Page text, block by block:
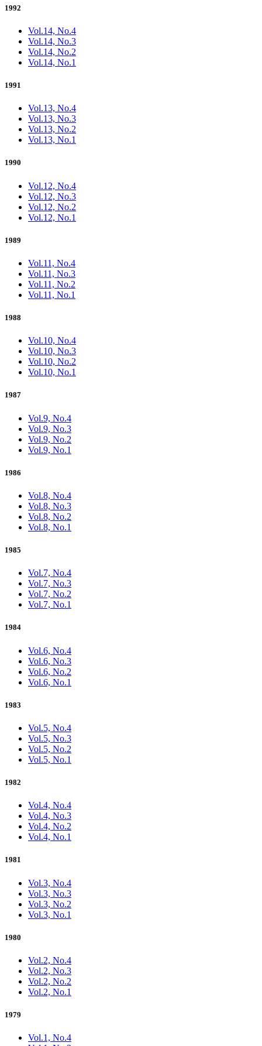
1992
Vol.14, No.4
Vol.14, No.3
Vol.14, No.2
Vol.14, No.1
1991
Vol.13, No.4
Vol.13, No.3
Vol.13, No.2
Vol.13, No.1
1990
Vol.12, No.4
Vol.12, No.3
Vol.12, No.2
Vol.12, No.1
1989
Vol.11, No.4
Vol.11, No.3
Vol.11, No.2
Vol.11, No.1
1988
Vol.10, No.4
Vol.10, No.3
Vol.10, No.2
Vol.10, No.1
1987
Vol.9, No.4
Vol.9, No.3
Vol.9, No.2
Vol.9, No.1
1986
Vol.8, No.4
Vol.8, No.3
Vol.8, No.2
Vol.8, No.1
1985
Vol.7, No.4
Vol.7, No.3
Vol.7, No.2
Vol.7, No.1
1984
Vol.6, No.4
Vol.6, No.3
Vol.6, No.2
Vol.6, No.1
1983
Vol.5, No.4
Vol.5, No.3
Vol.5, No.2
Vol.5, No.1
1982
Vol.4, No.4
Vol.4, No.3
Vol.4, No.2
Vol.4, No.1
1981
Vol.3, No.4
Vol.3, No.3
Vol.3, No.2
Vol.3, No.1
1980
Vol.2, No.4
Vol.2, No.3
Vol.2, No.2
Vol.2, No.1
1979
Vol.1, No.4